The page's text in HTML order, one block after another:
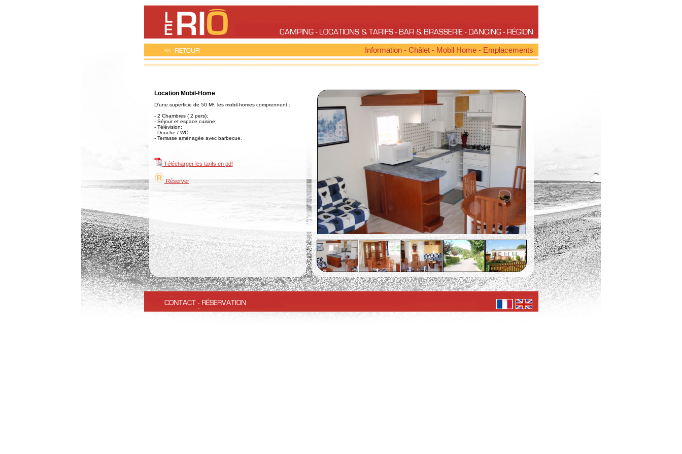
CAMPING - LOCATIONS & TARIFS - BAR & BRASSERIE - DANCING - RÉGION
<< RETOUR Information- Châlet- Mobil Home- Emplacements
Location Mobil-Home
D'une superficie de 50 M², les mobil-homes comprennent :
- 2 Chambres ( 2 pers);
- Séjour et espace cuisine;
- Télévision;
- Douche / WC;
- Terrasse aménagée avec barbecue.
Télécharger les tarifs en pdf
Réserver
CONTACT - RÉSERVATION